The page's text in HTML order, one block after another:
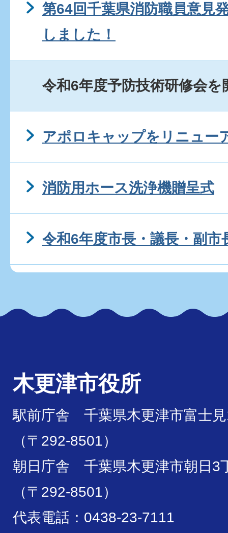
第64回千葉県消防職員意見
しました！
令和6年度予防技術研修会を
アポロキャップをリニュー
消防用ホース洗浄機贈呈式
令和6年度市長・議長・副市
木更津市役所
駅前庁舎 千葉県木更津市富士
（〒292-8501）
朝日庁舎 千葉県木更津市朝日3
（〒292-8501）
代表電話：0438-23-7111